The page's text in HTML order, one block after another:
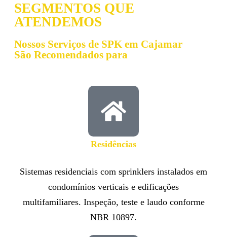
SEGMENTOS QUE
ATENDEMOS
Nossos Serviços de SPK em Cajamar
São Recomendados para
Residências​
Sistemas residenciais com sprinklers instalados em
condomínios verticais e edificações
multifamiliares. Inspeção, teste e laudo conforme
NBR 10897.